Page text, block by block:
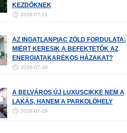
KEZDŐKNEK
2026-07-31
AZ INGATLANPIAC ZÖLD FORDULATA:
MIÉRT KERESIK A BEFEKTETŐK AZ
ENERGIATAKARÉKOS HÁZAKAT?
2026-07-30
A BELVÁROS ÚJ LUXUSCIKKE NEM A
LAKÁS, HANEM A PARKOLÓHELY
2026-07-29